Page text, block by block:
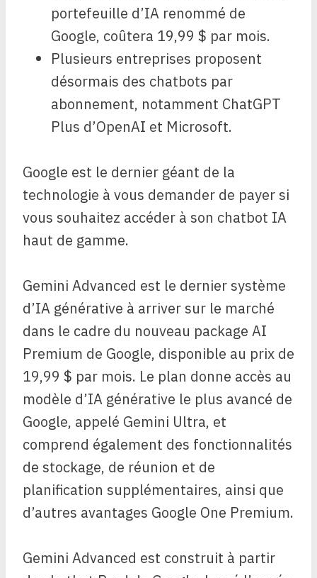
portefeuille d’IA renommé de
Google, coûtera 19,99 $ par mois.
Plusieurs entreprises proposent
désormais des chatbots par
abonnement, notamment ChatGPT
Plus d’OpenAI et Microsoft.
Google est le dernier géant de la
technologie à vous demander de payer si
vous souhaitez accéder à son chatbot IA
haut de gamme.
Gemini Advanced est le dernier système
d’IA générative à arriver sur le marché
dans le cadre du nouveau package AI
Premium de Google, disponible au prix de
19,99 $ par mois. Le plan donne accès au
modèle d’IA générative le plus avancé de
Google, appelé Gemini Ultra, et
comprend également des fonctionnalités
de stockage, de réunion et de
planification supplémentaires, ainsi que
d’autres avantages Google One Premium.
Gemini Advanced est construit à partir